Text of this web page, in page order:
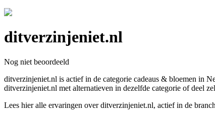
ditverzinjeniet.nl
Nog niet beoordeeld
ditverzinjeniet.nl is actief in de categorie cadeaus & bloemen in
ditverzinjeniet.nl met alternatieven in dezelfde categorie of deel
Lees hier alle ervaringen over ditverzinjeniet.nl, actief in de